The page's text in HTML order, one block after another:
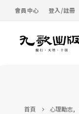
會員中心 登入/註冊
首頁 心理勵志,